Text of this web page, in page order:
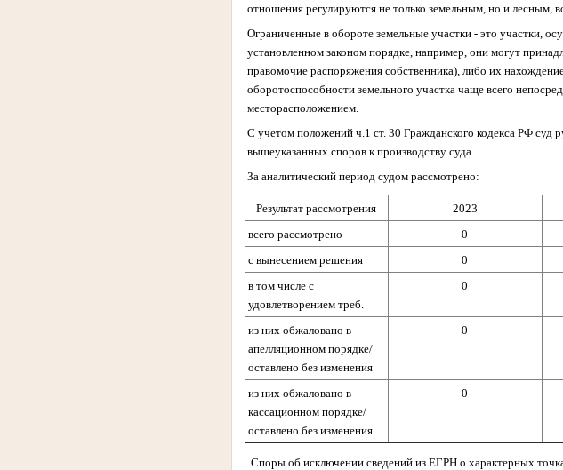
отношения регулируются не только земельным, но и лесным,
Ограниченные в обороте земельные участки - это участки,
установленном законом порядке, например, они могут
правомочие распоряжения собственника), либо их
оборотоспособности земельного участка чаще всего
месторасположением.
С учетом положений ч.1 ст. 30 Гражданского кодекса РФ суд
вышеуказанных споров к производству суда.
За аналитический период судом рассмотрено:
Результат рассмотрения 2023
всего рассмотрено
0
с вынесением решения
0
в том числе с
удовлетворением треб.
0
из них обжаловано в
апелляционном порядке/
оставлено без изменения
0
из них обжаловано в
кассационном порядке/
оставлено без изменения
0
Споры об исключении сведений из ЕГРН о характерных